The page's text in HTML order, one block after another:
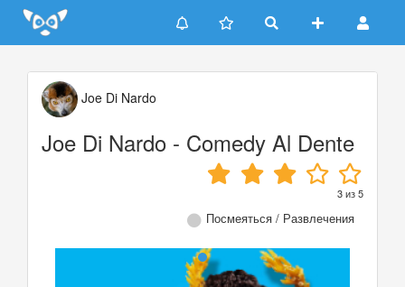
Update cookies preferences
Joe Di Nardo
Joe Di Nardo - Comedy Al Dente
3из5
Посмеяться / Развлечения